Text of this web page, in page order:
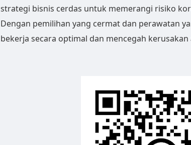
strategi bisnis cerdas untuk memerangi risiko
Dengan pemilihan yang cermat dan perawatan
bekerja secara optimal dan mencegah